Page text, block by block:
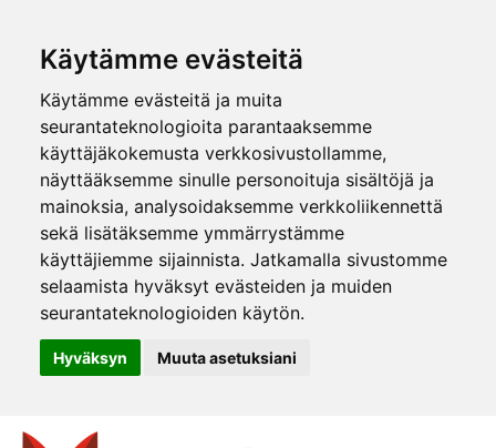
Käytämme evästeitä
Käytämme evästeitä ja muita
seurantateknologioita parantaaksemme
käyttäjäkokemusta verkkosivustollamme,
näyttääksemme sinulle personoituja sisältöjä ja
mainoksia, analysoidaksemme verkkoliikennettä
sekä lisätäksemme ymmärrystämme
käyttäjiemme sijainnista. Jatkamalla sivustomme
selaamista hyväksyt evästeiden ja muiden
seurantateknologioiden käytön.
Hyväksyn Muuta asetuksiani